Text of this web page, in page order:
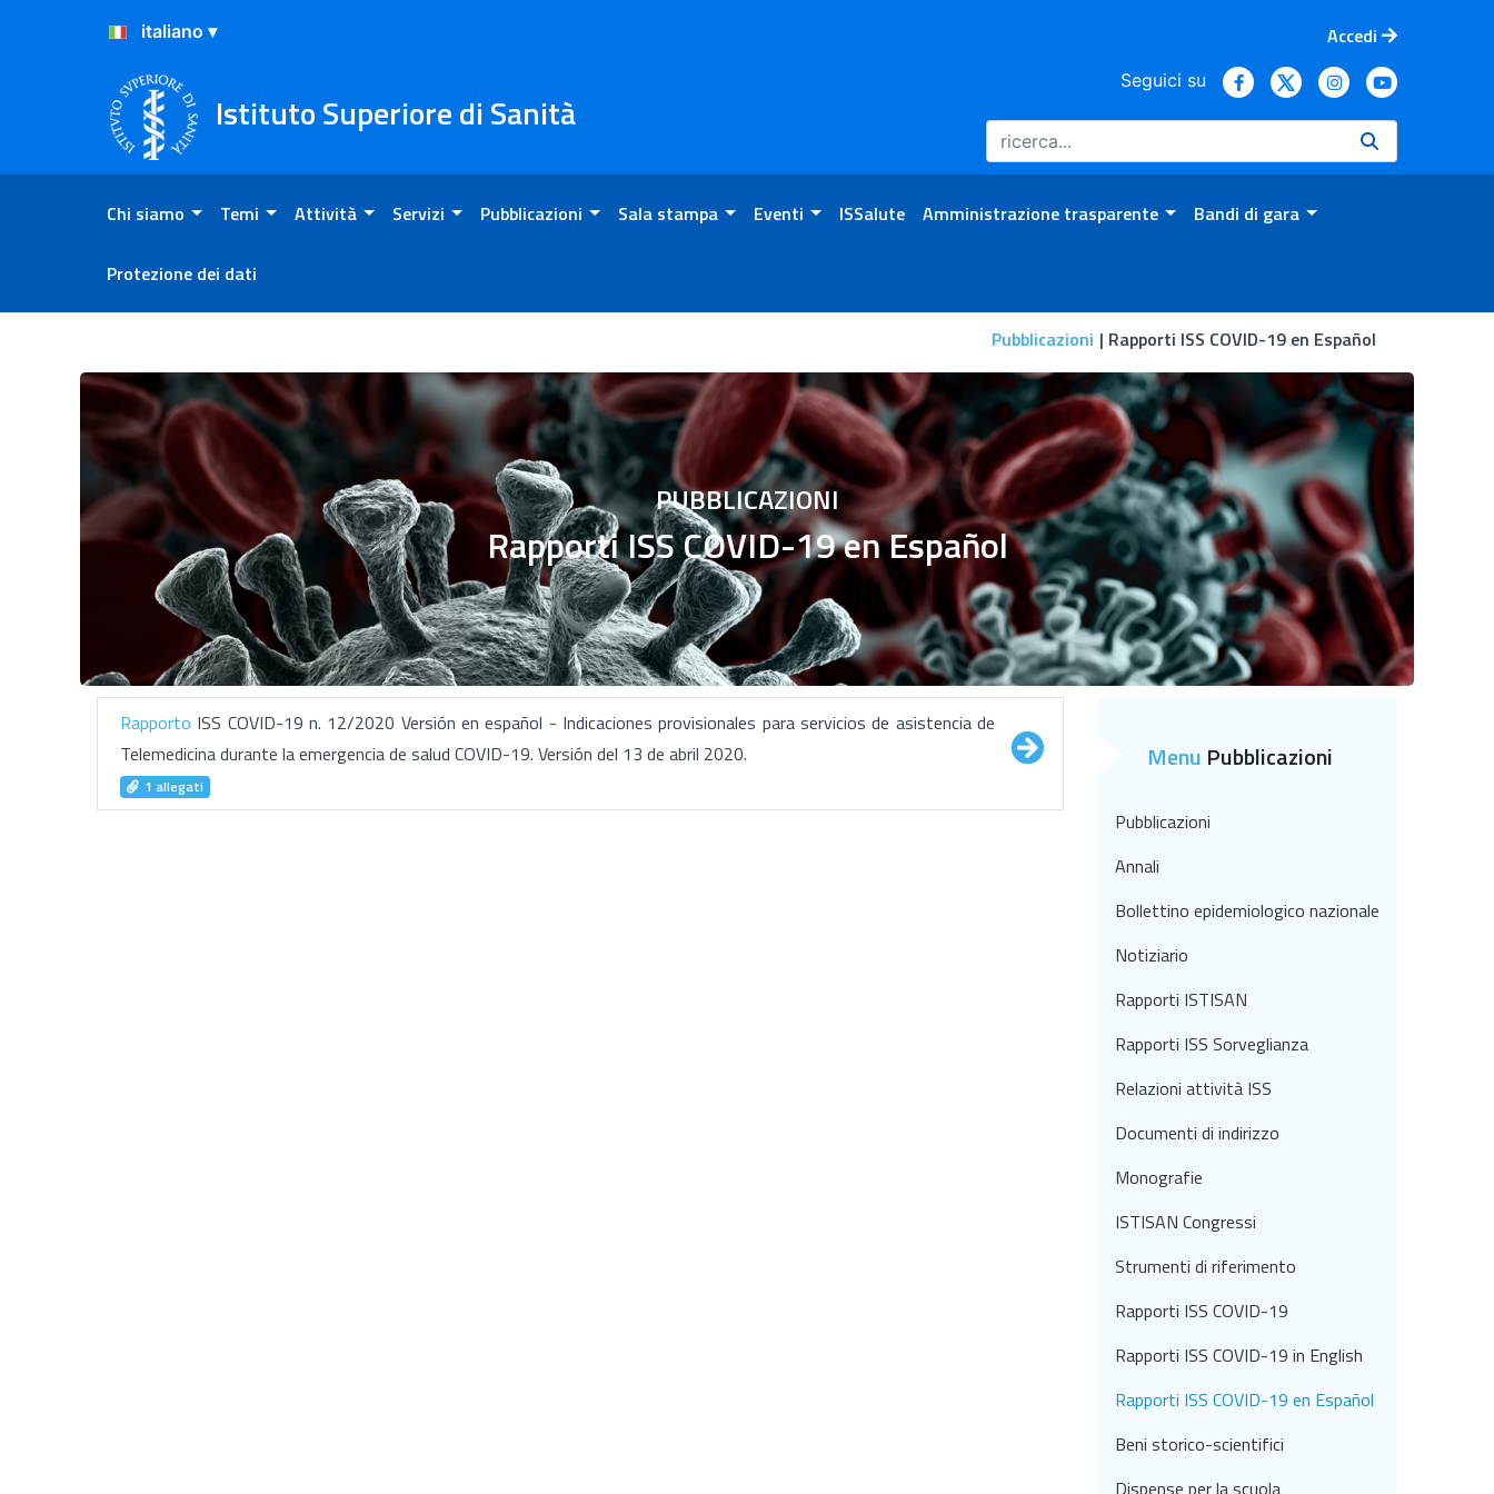
Salta al Contenuto
Salta al Footer
Accedi
Istituto Superiore di Sanità
Seguici su
Chi siamo Temi Attività Servizi Pubblicazioni Sala stampa Eventi ISSalute Amministrazione trasparente Bandi di gara
Protezione dei dati
Pubblicazioni Rapporti ISS COVID-19 en Español
Rapporti ISS COVID-19 en Español
PUBBLICAZIONI
Rapporti ISS COVID-19 en Español
Rapporto ISS COVID-19 n. 12/2020 Versión en español - Indicaciones provisionales para servicios de asistencia de
Telemedicina durante la emergencia de salud COVID-19. Versión del 13 de abril 2020.
1 allegati
Menu Pubblicazioni
Pubblicazioni
Annali
Bollettino epidemiologico nazionale
Notiziario
Rapporti ISTISAN
Rapporti ISS Sorveglianza
Relazioni attività ISS
Documenti di indirizzo
Monografie
ISTISAN Congressi
Strumenti di riferimento
Rapporti ISS COVID-19
Rapporti ISS COVID-19 in English
Rapporti ISS COVID-19 en Español
Beni storico-scientifici